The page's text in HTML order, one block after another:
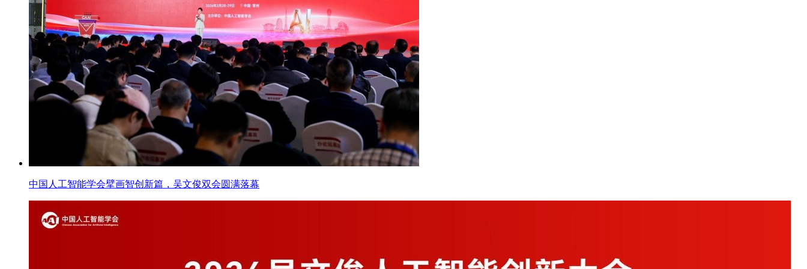
中国人工智能学会擘画智创新篇，吴文俊双会圆满落幕